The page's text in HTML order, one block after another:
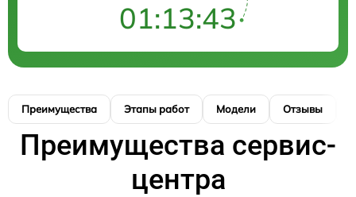
01:13:43
Преимущества Этапы работ Модели Отзывы
Преимущества сервис-
центра